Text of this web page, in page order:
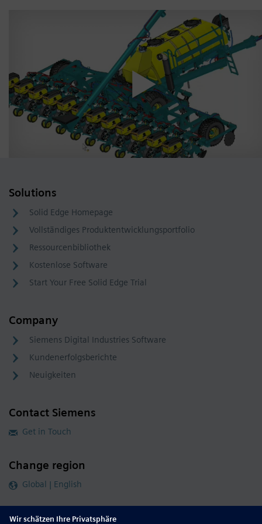
Solutions
Solid Edge Homepage
Vollständiges Produktentwicklungsportfolio
Ressourcenbibliothek
Kostenlose Software
Start Your Free Solid Edge Trial
Company
Siemens Digital Industries Software
Kundenerfolgsberichte
Neuigkeiten
Contact Siemens
Get in Touch
Change region
Global | English
Follow our global channels